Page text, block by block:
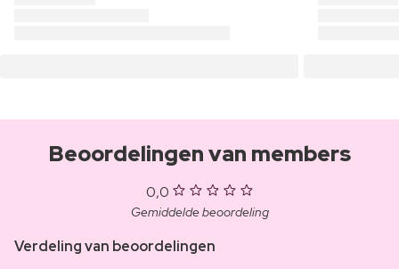
Beoordelingen van members
0,0
Gemiddelde beoordeling
Verdeling van beoordelingen